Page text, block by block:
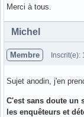
Merci à tous.
Hors ligne
Michel
Membre Inscrit(e):
Sujet anodin, j'en
C'est sans doute un
les enquêteurs et